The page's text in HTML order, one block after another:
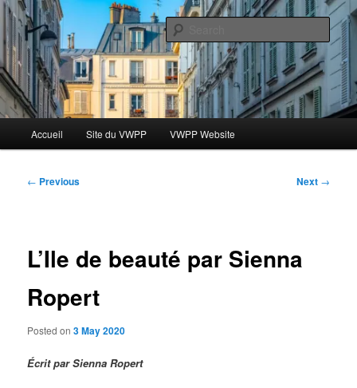
Skip
primary
contentBlog VWPP
Le blog des étudiants du Vassar-Wesleyan Programme à Paris
Accueil Site du VWPP VWPP Website
Post
← Previous Next →
L’Ile de beauté par Sienna
Ropert
Posted on3 May 2020
Écrit par Sienna Ropert